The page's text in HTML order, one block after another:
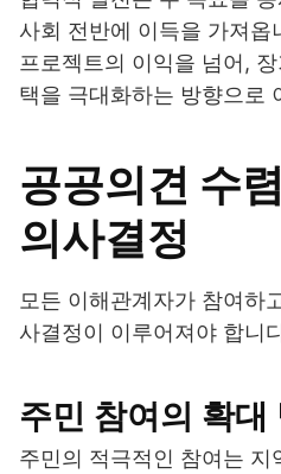
사회 전반에 이득을 가져옵
프로젝트의 이익을 넘어,
택을 극대화하는 방향으로
공공의견 수
의사결정
모든 이해관계자가 참여하
사결정이 이루어져야 합니
주민 참여의 확대
주민의 적극적인 참여는 지